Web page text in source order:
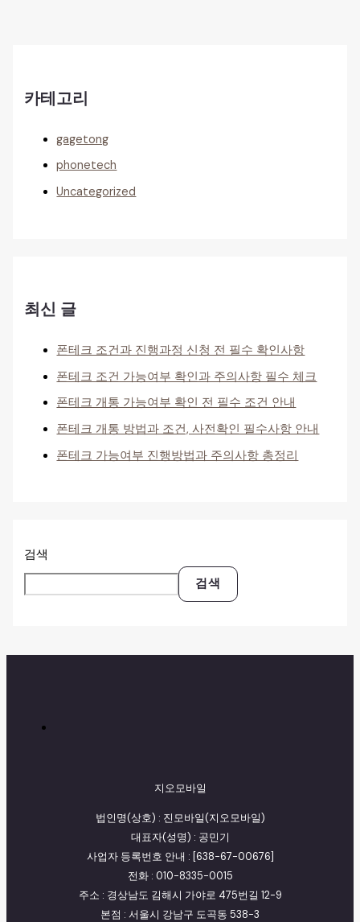
카테고리
gagetong
phonetech
Uncategorized
최신 글
폰테크 조건과 진행과정 신청 전 필수 확인사항
폰테크 조건 가능여부 확인과 주의사항 필수 체크
폰테크 개통 가능여부 확인 전 필수 조건 안내
폰테크 개통 방법과 조건, 사전확인 필수사항 안내
폰테크 가능여부 진행방법과 주의사항 총정리
검색
검색
지오모바일
법인명(상호) : 진모바일(지오모바일)
대표자(성명) : 공민기
사업자 등록번호 안내 : [638-67-00676]
전화 : 010-8335-0015
주소 : 경상남도 김해시 가야로 475번길 12-9
본점 : 서울시 강남구 도곡동 538-3